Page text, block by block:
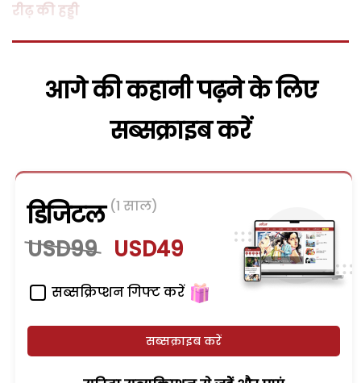
रीढ़ की हड्डी
आगे की कहानी पढ़ने के लिए
सब्सक्राइब करें
डिजिटल (1 साल)
USD99 USD49
सब्सक्रिप्शन गिफ्ट करें
सब्सक्राइब करें